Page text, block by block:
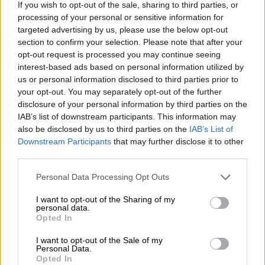
If you wish to opt-out of the sale, sharing to third parties, or
processing of your personal or sensitive information for
targeted advertising by us, please use the below opt-out
section to confirm your selection. Please note that after your
opt-out request is processed you may continue seeing
interest-based ads based on personal information utilized by
us or personal information disclosed to third parties prior to
your opt-out. You may separately opt-out of the further
disclosure of your personal information by third parties on the
IAB’s list of downstream participants. This information may
also be disclosed by us to third parties on the IAB’s List of
Downstream Participants that may further disclose it to other
Please note that this website/app uses one or more Google
not limited to your visit or usage behaviour. You may click to
grant or deny consent to Google and its third-party tags to
use your data for below specified purposes in below Google
consent section.
Personal Data Processing Opt Outs
I want to opt-out of the Sharing of my
personal data.
Opted In
I want to opt-out of the Sale of my
Personal Data.
Opted In
χρηματοδότηση.